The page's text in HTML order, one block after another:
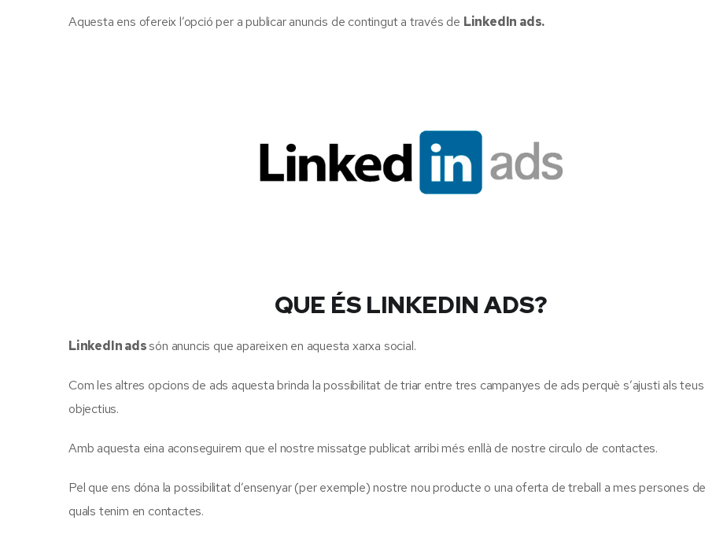
Aquesta ens ofereix l’opció per a publicar anuncis de contingut a través de LinkedIn ads.
QUE ÉS LINKEDIN ADS?
LinkedIn adssón anuncis que apareixen en aquesta xarxa social.
Com les altres opcions de ads aquesta brinda la possibilitat de triar entre tres campanyes de ads perquè s’ajusti als teus
objectius.
Amb aquesta eina aconseguirem que el nostre missatge publicat arribi més enllà de nostre circulo de contactes.
Pel que ens dóna la possibilitat d’ensenyar (per exemple) nostre nou producte o una oferta de treball a mes persones
quals tenim en contactes.